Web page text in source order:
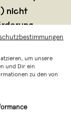
nicht
um unsere
und Dir ein
zu den von